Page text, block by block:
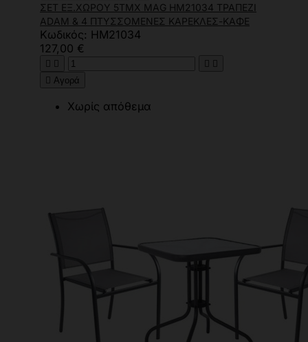
ΣΕΤ ΕΞ.ΧΩΡΟΥ 5ΤΜΧ MAG HM21034 ΤΡΑΠΕΖΙ
ADAM & 4 ΠΤΥΣΣΟΜΕΝΕΣ ΚΑΡΕΚΛΕΣ-ΚΑΦΕ
Κωδικός: HM21034
127,00 €
   
 Αγορά
Χωρίς απόθεμα